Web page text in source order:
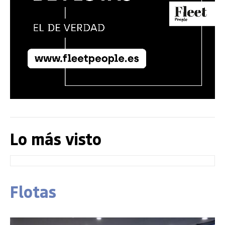
Lo más visto
Flotas